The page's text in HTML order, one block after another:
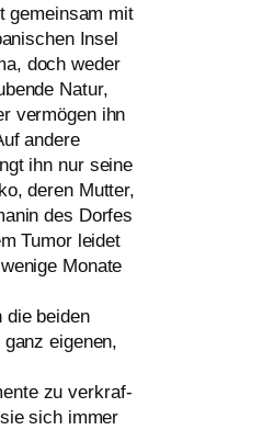
gemein­sam mit
Insel
doch weder
Natur,
ver­mö­gen ihn
ande­re
ihn nur sei­ne
deren Mutter,
des Dorfes
Tumor lei­det
Monate
die bei­den
eige­nen,
zu ver­kraf­
sich immer